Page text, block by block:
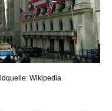
Wikipedia